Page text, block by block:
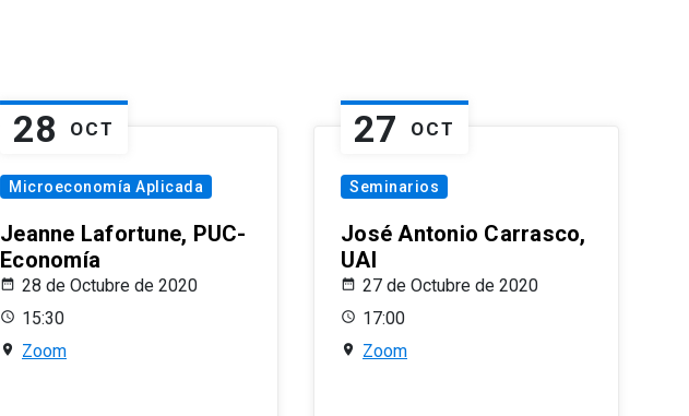
28 OCT
Microeconomía Aplicada
Jeanne Lafortune, PUC-
Economía
28 de Octubre de 2020
15:30
Zoom
27 OCT
Seminarios
José Antonio Carrasco,
UAI
27 de Octubre de 2020
17:00
Zoom